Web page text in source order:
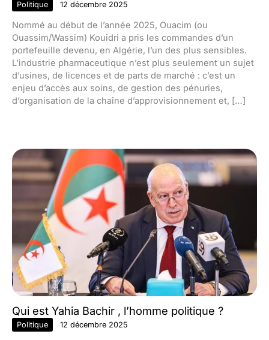
Politique 12 décembre 2025
Nommé au début de l’année 2025, Ouacim (ou
Ouassim/Wassim) Kouidri a pris les commandes d’un
portefeuille devenu, en Algérie, l’un des plus sensibles.
L’industrie pharmaceutique n’est plus seulement un sujet
d’usines, de licences et de parts de marché : c’est un
enjeu d’accès aux soins, de gestion des pénuries,
d’organisation de la chaîne d’approvisionnement et, […]
Qui est Yahia Bachir , l’homme politique ?
Politique 12 décembre 2025